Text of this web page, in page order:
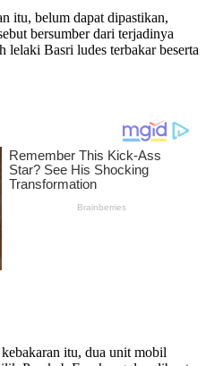
itu, belum dapat dipastikan,
bersumber dari terjadinya
lelaki Basri ludes terbakar beserta
itu, dua unit mobil